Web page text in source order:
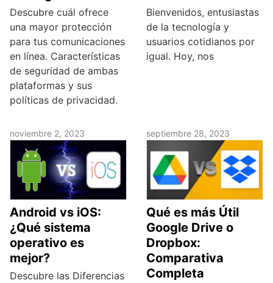
Descubre cuál ofrece
una mayor protección
para tus comunicaciones
en línea. Características
de seguridad de ambas
plataformas y sus
políticas de privacidad.
Bienvenidos, entusiastas
de la tecnología y
usuarios cotidianos por
igual. Hoy, nos
noviembre 2, 2023
Android vs iOS:
¿Qué sistema
operativo es
mejor?
Descubre las Diferencias
septiembre 28, 2023
Qué es más Útil
Google Drive o
Dropbox:
Comparativa
Completa